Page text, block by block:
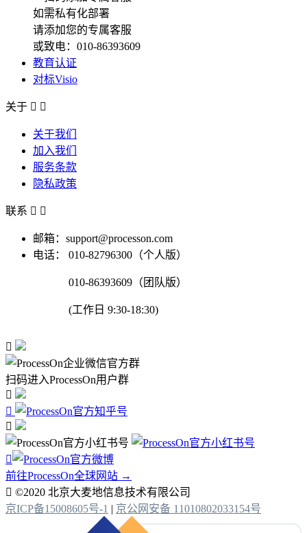
如需私有化部署
请添加您的专属客服
或致电：010-86393609
教育认证
对标Visio
关于  
关于我们
加入我们
服务条款
隐私政策
联系  
邮箱：support@processon.com
电话：
010-82796300（个人版）
010-86393609（团队版）
(工作日 9:30-18:30)

扫码进入ProcessOn用户群




前往ProcessOn全球网站 →
 ©2020 北京大麦地信息技术有限公司
京ICP备15008605号-1 | 京公网安备 11010802033154号